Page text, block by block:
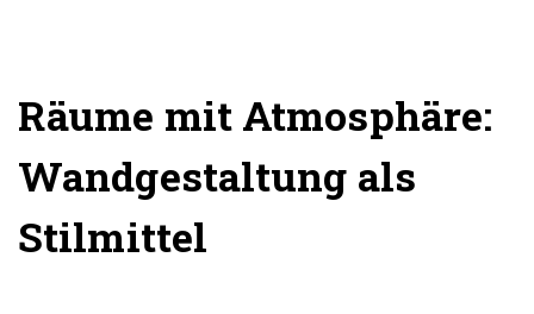
Räume mit Atmosphäre:
Wandgestaltung als
Stilmittel